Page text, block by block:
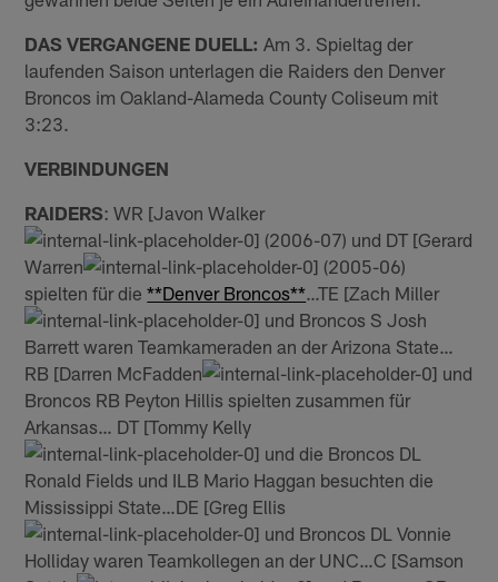
DAS VERGANGENE DUELL: Am 3. Spieltag der
laufenden Saison unterlagen die Raiders den Denver
Broncos im Oakland-Alameda County Coliseum mit
3:23.
VERBINDUNGEN
RAIDERS: WR [Javon Walker
(2006-07) und DT [Gerard
Warren
(2005-06)
spielten für die**Denver Broncos** …TE [Zach Miller
und Broncos S Josh
Barrett waren Teamkameraden an der Arizona State…
RB [Darren McFadden
und
Broncos RB Peyton Hillis spielten zusammen für
Arkansas… DT [Tommy Kelly
und die Broncos DL
Ronald Fields und ILB Mario Haggan besuchten die
Mississippi State…DE [Greg Ellis
und Broncos DL Vonnie
Holliday waren Teamkollegen an der UNC…C [Samson